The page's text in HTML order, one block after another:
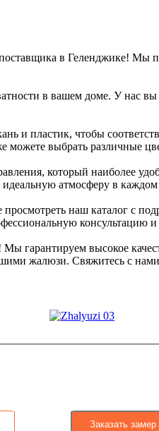
в Геленджике! Мы
в вашем доме. У нас
и пластик, чтобы
можете выбрать различные
который наиболее
идеальную атмосферу в
наш каталог с
консультацию
высокое
жалюзи. Свяжитесь с
Заказать замер